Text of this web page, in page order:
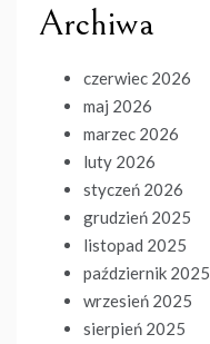
Archiwa
czerwiec 2026
maj 2026
marzec 2026
luty 2026
styczeń 2026
grudzień 2025
listopad 2025
październik 2025
wrzesień 2025
sierpień 2025